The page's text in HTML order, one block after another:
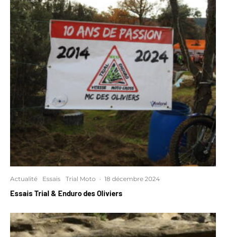
Actualité Essais Trial Moto · 18 décembre 2024
Essais Trial & Enduro des Oliviers